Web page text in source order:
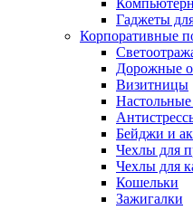
Гаджеты
Корпоративные
Дорожные
Визитницы
Настольные
Бейджи и
Чехлы для
Чехлы для
Кошельки
Зажигалки